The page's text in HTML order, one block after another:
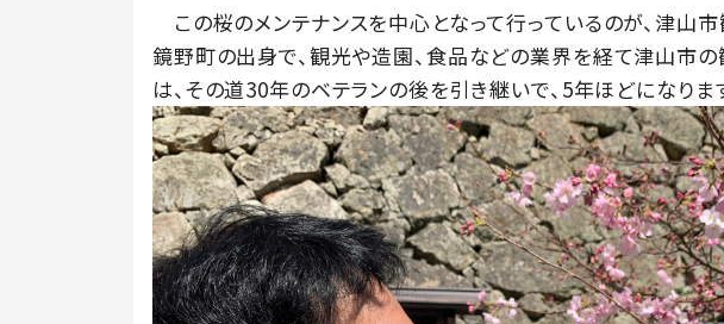
この桜のメンテナンスを中心となって行っているのが、津山市
鏡野町の出身で、観光や造園、食品などの業界を経て津山市の
は、その道30年のベテランの後を引き継いで、5年ほどになりま